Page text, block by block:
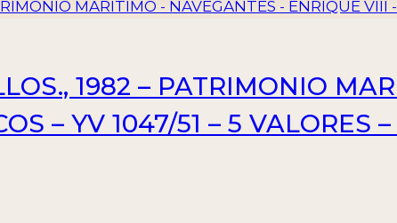
1982 – PATRIMONIO
– YV 1047/51 – 5 VALORES